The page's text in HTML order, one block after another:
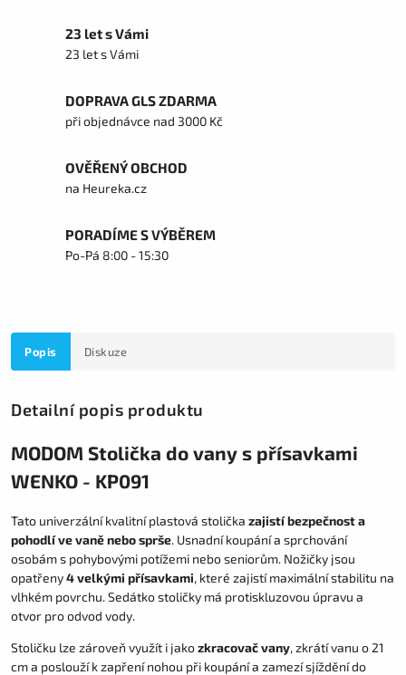
23 let s Vámi
23 let s Vámi
DOPRAVA GLS ZDARMA
při objednávce nad 3000 Kč
OVĚŘENÝ OBCHOD
na Heureka.cz
PORADÍME S VÝBĚREM
Po-Pá 8:00 - 15:30
Popis Diskuze
Detailní popis produktu
MODOM Stolička do vany s přísavkami
WENKO - KP091
Tato univerzální kvalitní plastová stolička zajistí bezpečnost a
pohodlí ve vaně nebo sprše. Usnadní koupání a sprchování
osobám s pohybovými potížemi nebo seniorům. Nožičky jsou
opatřeny4 velkými přísavkami, které zajistí maximální stabilitu na
vlhkém povrchu. Sedátko stoličky má protiskluzovou úpravu a
otvor pro odvod vody.
Stoličku lze zároveň využít i jakozkracovač vany, zkrátí vanu o 21
cm a poslouží k zapření nohou při koupání a zamezí sjíždění do